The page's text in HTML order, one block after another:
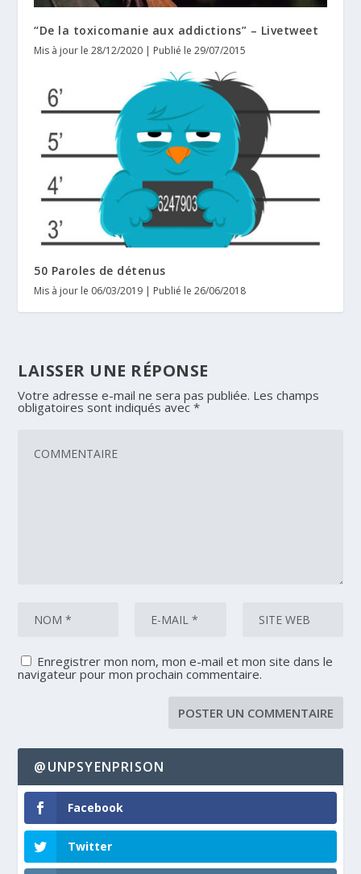
“De la toxicomanie aux addictions” – Livetweet
Mis à jour le 28/12/2020 | Publié le 29/07/2015
50 Paroles de détenus
Mis à jour le 06/03/2019 | Publié le 26/06/2018
LAISSER UNE RÉPONSE
Votre adresse e-mail ne sera pas publiée. Les champs
obligatoires sont indiqués avec*
Enregistrer mon nom, mon e-mail et mon site dans le
navigateur pour mon prochain commentaire.
@UNPSYENPRISON
Facebook
Twitter